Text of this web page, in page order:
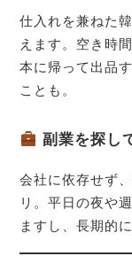
仕入れを兼ねた
えます。空き時
本に帰って出品
ことも。
副業を探し
会社に依存せず
リ。平日の夜や
ますし、長期的